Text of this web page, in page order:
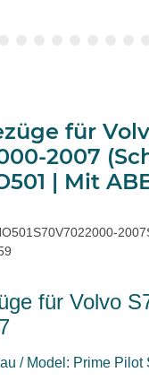
für
2007
| Mit
für Volvo
/ Model: Prime Pilot